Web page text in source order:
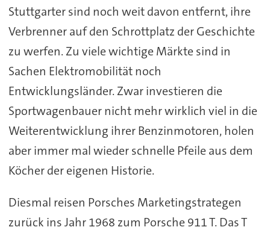
Stuttgarter sind noch weit davon entfernt, ihre
Verbrenner auf den Schrottplatz der Geschichte
zu werfen. Zu viele wichtige Märkte sind in
Sachen Elektromobilität noch
Entwicklungsländer. Zwar investieren die
Sportwagenbauer nicht mehr wirklich viel in die
Weiterentwicklung ihrer Benzinmotoren, holen
aber immer mal wieder schnelle Pfeile aus dem
Köcher der eigenen Historie.
Diesmal reisen Porsches Marketingstrategen
zurück ins Jahr 1968 zum Porsche 911 T. Das T